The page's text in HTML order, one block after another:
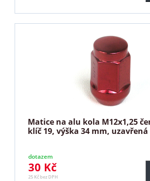
Matice na alu kola M12x1,25
klíč 19, výška 34 mm, uzavřená
dotazem
30 Kč
25 Kč bez DPH